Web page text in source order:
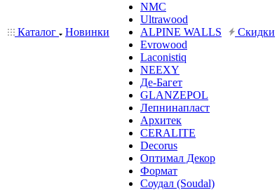
Каталог Новинки
NMС
Ultrawood
ALPINE WALLS
Evrowood
Laconistiq
NEEXY
Де-Багет
GLANZEPOL
Лепнинапласт
Архитек
CERALITE
Decorus
Оптимал Декор
Формат
Соудал (Soudal)
Скидки